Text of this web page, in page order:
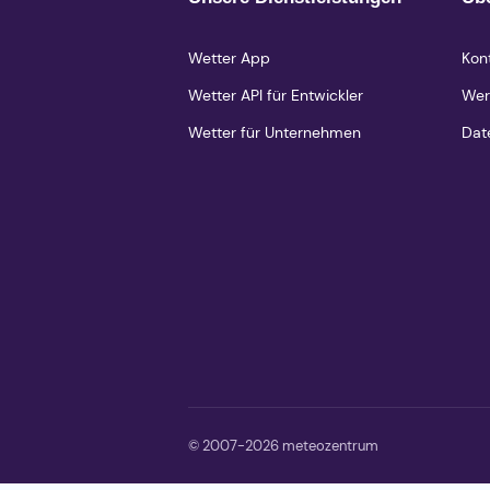
Wetter App
Wetter API für Entwickler
Wetter für Unternehmen
© 2007-2026 meteozentrum